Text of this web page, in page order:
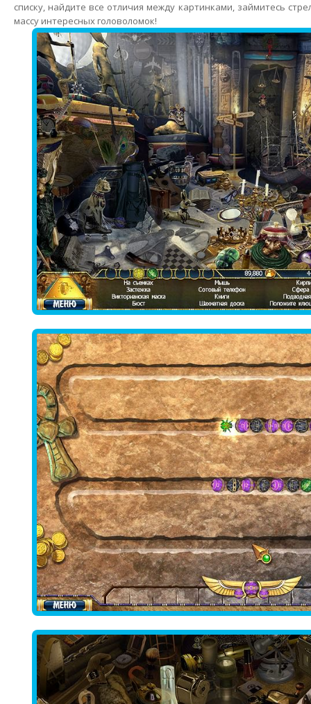
списку, найдите все отличия между картинками, займитесь
массу интересных головоломок!